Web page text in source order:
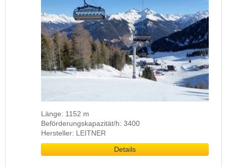
Länge: 1152 m
Beförderungskapazität/h: 3400
Hersteller: LEITNER
Details